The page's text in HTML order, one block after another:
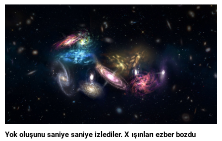
Yok oluşunu saniye saniye izlediler. X ışınları ezber bozdu